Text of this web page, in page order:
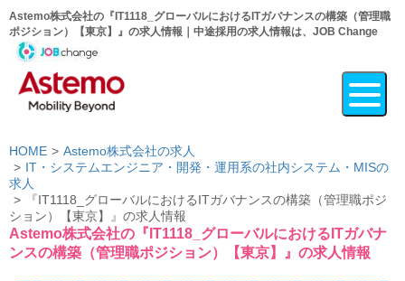
Astemo株式会社の『IT1118_グローバルにおけるITガバナンスの構築（管理職
ポジション）【東京】』の求人情報｜中途採用の求人情報は、JOB Change
HOME
Astemo株式会社の求人
IT・システムエンジニア・開発・運用系の社内システム・MISの
求人
『IT1118_グローバルにおけるITガバナンスの構築（管理職ポジ
ション）【東京】』の求人情報
Astemo株式会社の『IT1118_グローバルにおけるITガバナ
ンスの構築（管理職ポジション）【東京】』の求人情報